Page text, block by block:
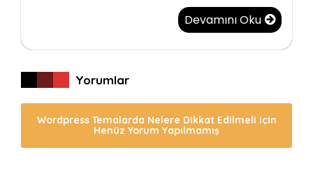
Devamını Oku
Yorumlar
Wordpress Temalarda Nelere Dikkat Edilmeli için
Henüz Yorum Yapılmamış